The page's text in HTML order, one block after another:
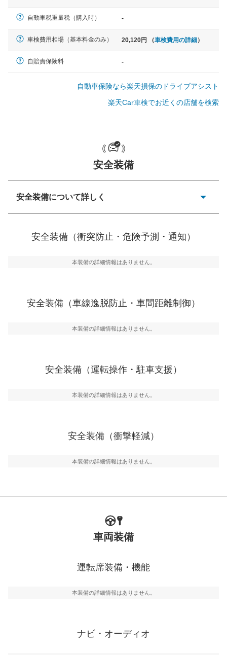
ノア、セレナ、プリウス、カロー
ラ、ステップワゴン など
大型車
クラウン、アルファード、フォレ
カD:5 など
自動車税重量税（購入時） -
車検費用相場（基本料金のみ） 20,120円 （車検費用の詳細）
自賠責保険料 -
自動車保険なら楽天損保のドライブアシスト
楽天Car車検でお近くの店舗を検索
安全装備
安全装備について詳しく
ーキアシスト、ABSなどが装備されています。
車線逸脱防止
車線のはみだしやふらつきを防止するためにレーンキー
運転・駐車支援
グ・アシストやサイドブラインドモニターなどが装備さ
万が一車体が衝撃を受けたときに、運転者・同乗者を守
るSRSエアバッグシステム、プリテンショナーシートベ
安全装備（衝突防止・危険予測・通知）
本装備の詳細情報はありません。
安全装備（車線逸脱防止・車間距離制御）
本装備の詳細情報はありません。
安全装備（運転操作・駐車支援）
本装備の詳細情報はありません。
安全装備（衝撃軽減）
本装備の詳細情報はありません。
車両装備
運転席装備・機能
本装備の詳細情報はありません。
ナビ・オーディオ